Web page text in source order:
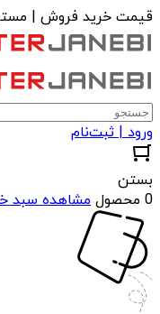
قیمت خرید فروش |
ورود | ثبت‌نام
بستن
0 محصول
مشاهده سبد